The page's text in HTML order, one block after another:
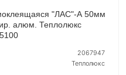
"ЛАС"-А 50мм
алюм. Теплолюкс
2067947
Теплолюкс